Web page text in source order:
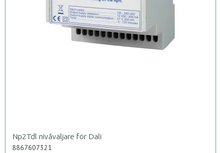
Np2Tdl nivåväljare för Dali
8867607321